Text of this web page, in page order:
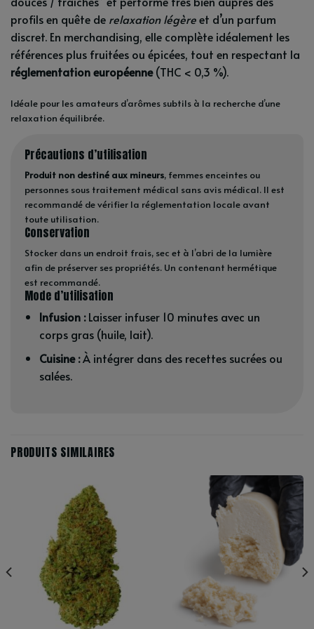
profils en quête de relaxation légèreet d’un parfum
discret. En merchandising, elle complète idéalement les
références plus fruitées ou épicées, tout en respectant la
réglementation européenne(THC < 0,3 %).
Idéale pour les amateurs d’arômes subtils à la recherche d’une
relaxation équilibrée.
Précautions d’utilisation
Produit non destiné aux mineurs, femmes enceintes ou
personnes sous traitement médical sans avis médical. Il est
recommandé de vérifier la réglementation locale avant
toute utilisation.
Conservation
Stocker dans un endroit frais, sec et à l’abri de la lumière
afin de préserver ses propriétés. Un contenant hermétique
est recommandé.
Mode d’utilisation
Infusion :Laisser infuser 10 minutes avec un
corps gras (huile, lait).
Cuisine :À intégrer dans des recettes sucrées ou
salées.
PRODUITS SIMILAIRES